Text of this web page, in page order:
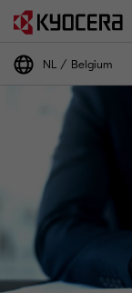
NL Belgium